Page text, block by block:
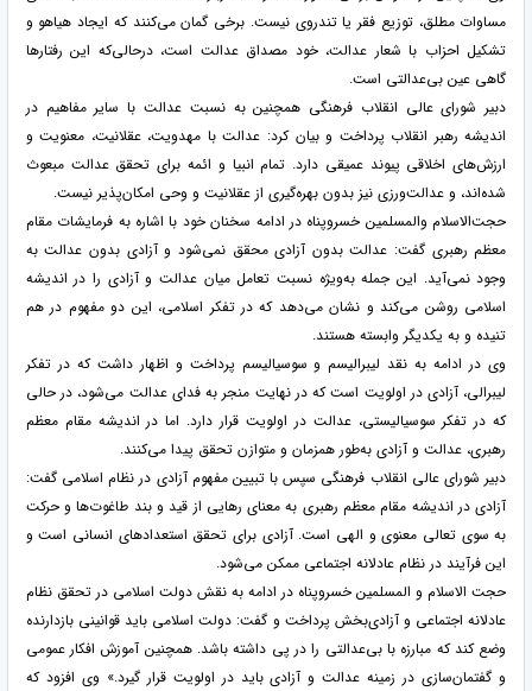
مساوات مطلق، توزیع فقر یا تندروی نیست. برخی گمان می‌کنند که ایجاد هیاهو و
تشکیل احزاب با شعار عدالت، خود مصداق عدالت است، درحالی‌که این رفتارها
گاهی عین بی‌عدالتی است.
دبیر شورای عالی انقلاب فرهنگی همچنین به نسبت عدالت با سایر مفاهیم در
اندیشه رهبر انقلاب پرداخت و بیان کرد: عدالت با مهدویت، عقلانیت، معنویت و
ارزش‌های اخلاقی پیوند عمیقی دارد. تمام انبیا و ائمه برای تحقق عدالت مبعوث
شده‌اند، و عدالت‌ورزی نیز بدون بهره‌گیری از عقلانیت و وحی امکان‌پذیر نیست.
حجت‌الاسلام والمسلمین خسروپناه در ادامه سخنان خود با اشاره به فرمایشات مقام
معظم رهبری گفت: عدالت بدون آزادی محقق نمی‌شود و آزادی بدون عدالت به
وجود نمی‌آید. این جمله به‌ویژه نسبت تعامل میان عدالت و آزادی را در اندیشه
اسلامی روشن می‌کند و نشان می‌دهد که در تفکر اسلامی، این دو مفهوم در هم
تنیده و به یکدیگر وابسته هستند.
وی در ادامه به نقد لیبرالیسم و سوسیالیسم پرداخت و اظهار داشت که در تفکر
لیبرالی، آزادی در اولویت است که در نهایت منجر به فدای عدالت می‌شود، در حالی
که در تفکر سوسیالیستی، عدالت در اولویت قرار دارد. اما در اندیشه مقام معظم
رهبری، عدالت و آزادی به‌طور همزمان و متوازن تحقق پیدا می‌کنند.
دبیر شورای عالی انقلاب فرهنگی سپس با تبیین مفهوم آزادی در نظام اسلامی گفت:
آزادی در اندیشه مقام معظم رهبری به معنای رهایی از قید و بند طاغوت‌ها و حرکت
به سوی تعالی معنوی و الهی است. آزادی برای تحقق استعدادهای انسانی است و
این فرآیند در نظام عادلانه اجتماعی ممکن می‌شود.
حجت الاسلام و المسلمین خسروپناه در ادامه به نقش دولت اسلامی در تحقق نظام
عادلانه اجتماعی و آزادی‌بخش پرداخت و گفت: دولت اسلامی باید قوانینی بازدارنده
وضع کند که مبارزه با بی‌عدالتی را در پی داشته باشد. همچنین آموزش افکار عمومی
و گفتمان‌سازی در زمینه عدالت و آزادی باید در اولویت قرار گیرد.» وی افزود که